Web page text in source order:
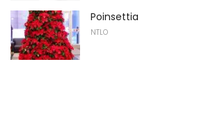
Poinsettia
NTLO